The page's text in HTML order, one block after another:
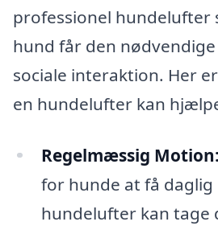
professionel hundelufter
hund får den
sociale interaktion. Her
en hundelufter kan
Regelmæssig Motion:
for hunde at få daglig
hundelufter kan tage